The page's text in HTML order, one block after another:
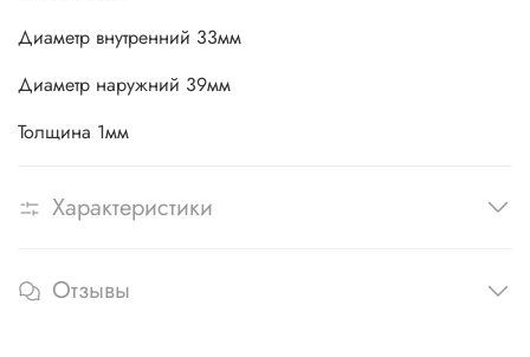
Диаметр внутренний 33мм
Диаметр наружний 39мм
Толщина 1мм
Характеристики
Отзывы